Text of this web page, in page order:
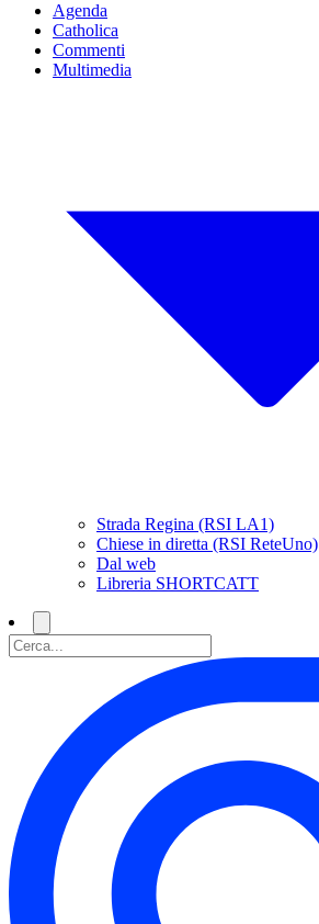
Agenda
Catholica
Commenti
Multimedia
Strada Regina (RSI LA1)
Chiese in diretta (RSI ReteUno)
Dal web
Libreria SHORTCATT